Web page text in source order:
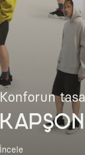
Konforun
İncele